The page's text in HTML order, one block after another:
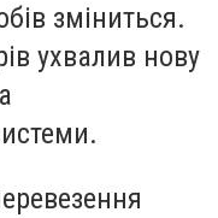
зміниться.
ухвалив нову